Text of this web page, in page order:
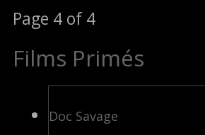
Page 4 of 4
Films Primés
Doc Savage